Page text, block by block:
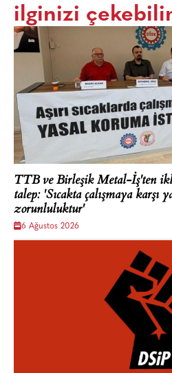
ilginizi
TTB ve Birleşik Metal-İş'ten
talep: 'Sıcakta çalışmaya karşı
zorunluluktur'
6 Ağustos 2026